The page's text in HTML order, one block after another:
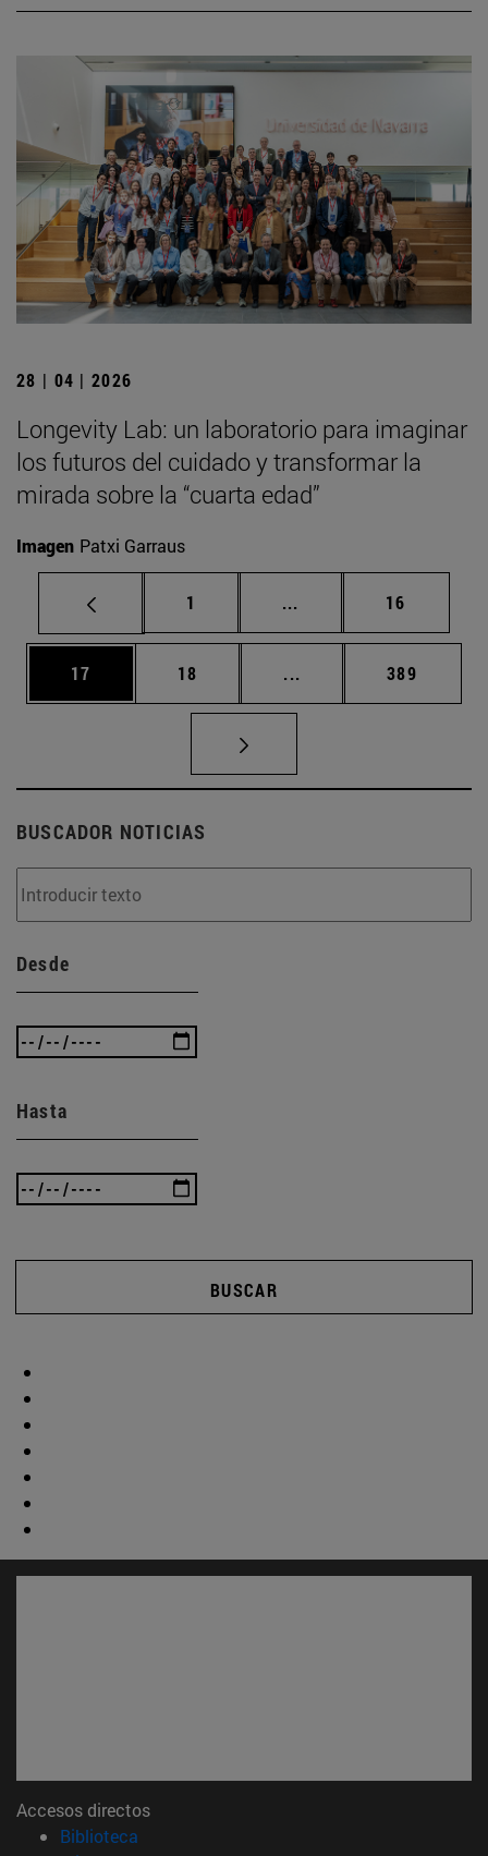
28 | 04 | 2026
Longevity Lab: un laboratorio para imaginar
los futuros del cuidado y transformar la
mirada sobre la “cuarta edad”
Imagen Patxi Garraus
Página
1 ... Páginas intermedias
Página
16
Página
17 Página
18 ... Páginas intermedias
Página
389
BUSCADOR NOTICIAS
Desde
Hasta
BUSCAR
Accesos directos
Biblioteca